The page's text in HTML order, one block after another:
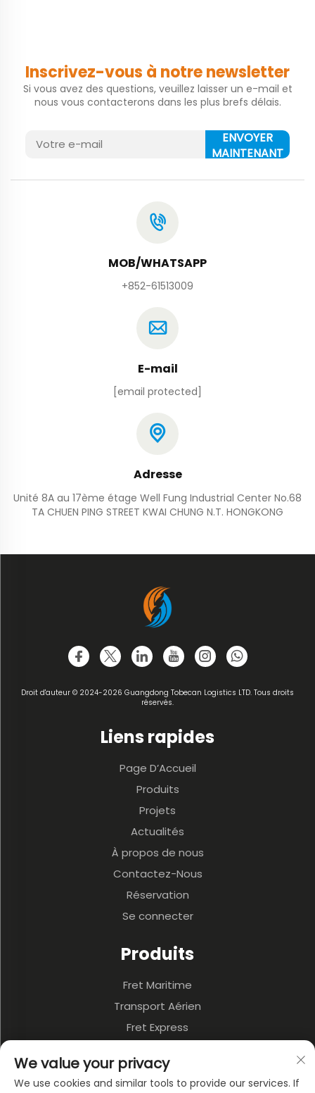
Inscrivez-vous à notre newsletter
Si vous avez des questions, veuillez laisser un e-mail et
nous vous contacterons dans les plus brefs délais.
ENVOYER
MAINTENANT
MOB/WHATSAPP
+852-61513009
E-mail
[email protected]
Adresse
Unité 8A au 17ème étage Well Fung Industrial Center No.68
TA CHUEN PING STREET KWAI CHUNG N.T. HONGKONG
Droit d'auteur © 2024-2026 Guangdong Tobecan Logistics LTD. Tous droits
réservés.
Liens rapides
Page D’Accueil
Produits
Projets
Actualités
À propos de nous
Contactez-Nous
Réservation
Se connecter
Produits
Fret Maritime
Transport Aérien
Fret Express
Transport Terrestre
We value your privacy
We use cookies and similar tools to provide our services. If